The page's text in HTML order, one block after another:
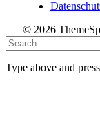
© 2026
Type above and press